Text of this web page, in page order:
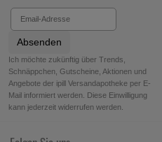
Absenden
Ich möchte zukünftig über Trends,
Schnäppchen, Gutscheine, Aktionen und
Angebote der ipill Versandapotheke per E-
Mail informiert werden. Diese Einwilligung
kann jederzeit widerrufen werden.